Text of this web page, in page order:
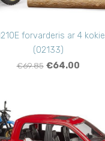
forvarderis ar 4
(02133)
€69.85 €64.00